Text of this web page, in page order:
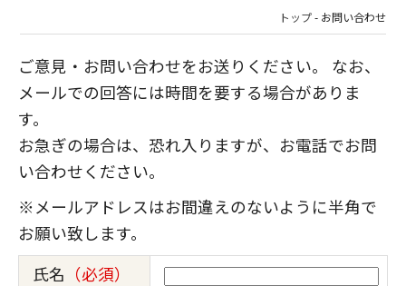
トップ - お問い合わせ
ご意見・お問い合わせをお送りください。 なお、
メールでの回答には時間を要する場合がありま
す。
お急ぎの場合は、恐れ入りますが、お電話でお問
い合わせください。
※メールアドレスはお間違えのないように半角で
お願い致します。
氏名 （必須）